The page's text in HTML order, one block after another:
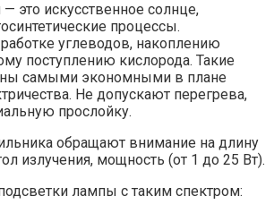
это искусственное солнце,
процессы.
углеводов, накоплению
поступлению кислорода. Такие
самыми экономными в плане
Не допускают перегрева,
прослойку.
обращают внимание на длину
излучения, мощность (от 1 до 25 Вт).
лампы с таким спектром: